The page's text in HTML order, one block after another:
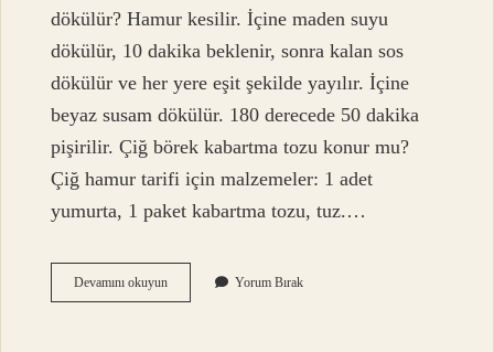
dökülür? Hamur kesilir. İçine maden suyu
dökülür, 10 dakika beklenir, sonra kalan sos
dökülür ve her yere eşit şekilde yayılır. İçine
beyaz susam dökülür. 180 derecede 50 dakika
pişirilir. Çiğ börek kabartma tozu konur mu?
Çiğ hamur tarifi için malzemeler: 1 adet
yumurta, 1 paket kabartma tozu, tuz.…
Devamını okuyunSodalı
Böreğe
Yorum Bırak